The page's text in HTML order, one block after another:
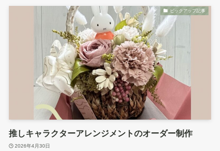
ピックアップ記事
推しキャラクターアレンジメントのオーダー制作
2026年4月30日